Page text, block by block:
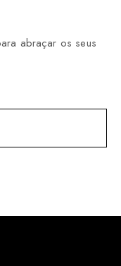
abraçar os seus